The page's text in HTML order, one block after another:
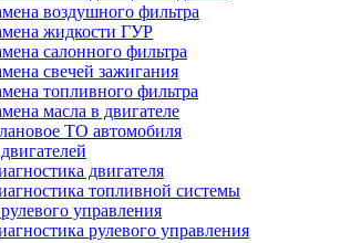
воздушного фильтра
жидкости ГУР
салонного фильтра
свечей зажигания
топливного фильтра
масла в двигателе
ТО автомобиля
двигателя
топливной системы
управления
рулевого управления